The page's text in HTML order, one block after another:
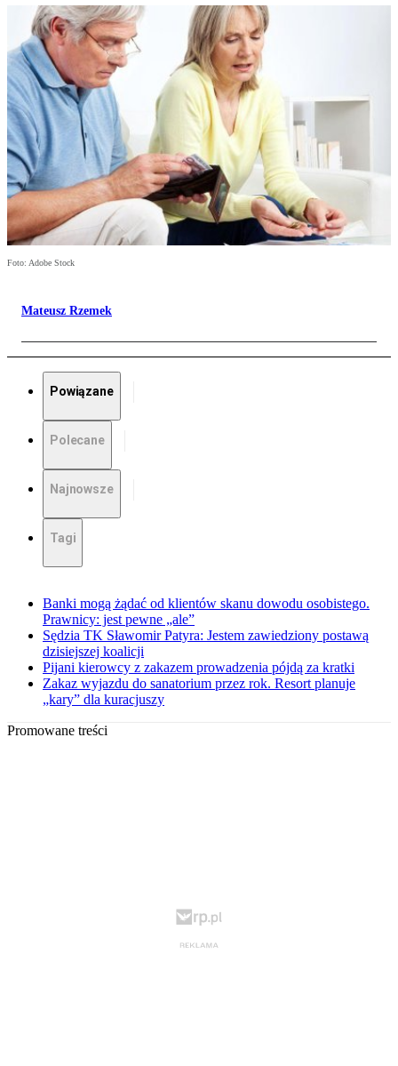
Foto: Adobe Stock
Mateusz Rzemek
Powiązane
Polecane
Najnowsze
Tagi
Banki mogą żądać od klientów skanu dowodu osobistego.
Prawnicy: jest pewne „ale”
Sędzia TK Sławomir Patyra: Jestem zawiedziony postawą
dzisiejszej koalicji
Pijani kierowcy z zakazem prowadzenia pójdą za kratki
Zakaz wyjazdu do sanatorium przez rok. Resort planuje
„kary” dla kuracjuszy
Promowane treści